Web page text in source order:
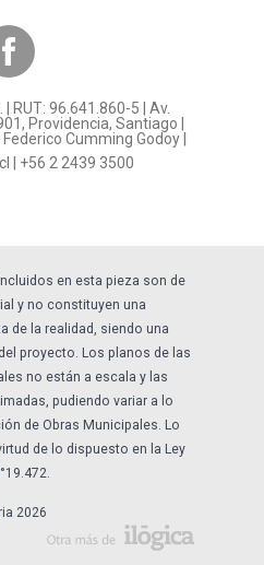
PY
RUT: 96.641.860-5 | Av.
Providencia, Santiago |
Cumming Godoy |
+56 2 2439 3500
en esta pieza son de
y no constituyen una
de la realidad, siendo una
proyecto. Los planos de las
no están a escala y las
pudiendo variar a lo
de Obras Municipales. Lo
de lo dispuesto en la Ley
2026